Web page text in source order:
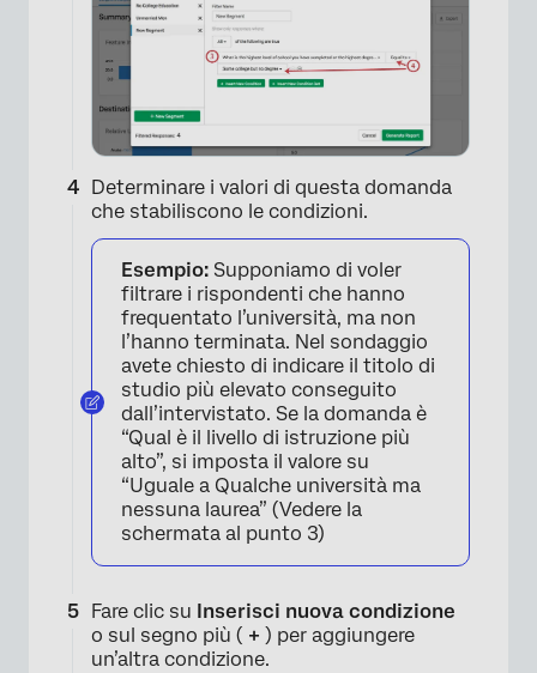
×
Determinare i valori di questa domanda
che stabiliscono le condizioni.
Esempio: Supponiamo di voler
filtrare i rispondenti che hanno
frequentato l’università, ma non
l’hanno terminata. Nel sondaggio
avete chiesto di indicare il titolo di
studio più elevato conseguito
dall’intervistato. Se la domanda è
“Qual è il livello di istruzione più
alto”, si imposta il valore su
“Uguale a Qualche università ma
nessuna laurea” (Vedere la
schermata al punto 3)
Fare clic su Inserisci nuova condizione
o sul segno più ( + ) per aggiungere
un’altra condizione.